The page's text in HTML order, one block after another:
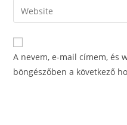
A nevem, e-mail címem, és
böngészőben a következő